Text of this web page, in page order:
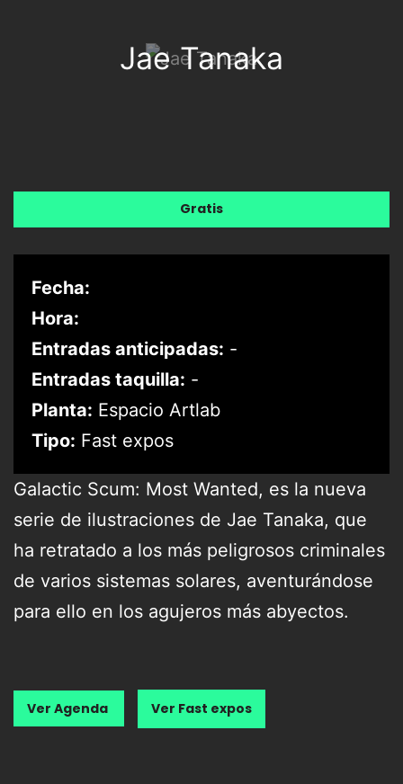
Jae Tanaka
Gratis
Fecha:
Hora:
Entradas anticipadas: -
Entradas taquilla: -
Planta: Espacio Artlab
Tipo: Fast expos
Galactic Scum: Most Wanted, es la nueva
serie de ilustraciones de Jae Tanaka, que
ha retratado a los más peligrosos criminales
de varios sistemas solares, aventurándose
para ello en los agujeros más abyectos.
Ver Agenda Ver Fast expos